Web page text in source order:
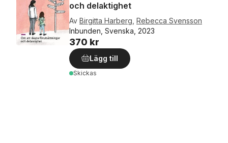
och delaktighet
Av Birgitta Harberg Rebecca Svensson
Inbunden, Svenska, 2023
370 kr
Lägg till
Skickas